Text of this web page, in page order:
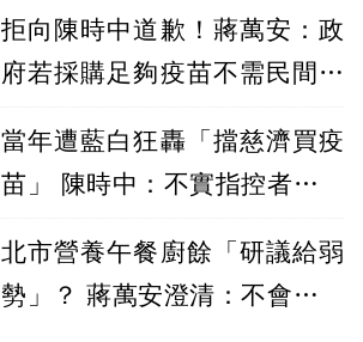
拒向陳時中道歉！蔣萬安：政
府若採購足夠疫苗不需民間出
當年遭藍白狂轟「擋慈濟買疫
苗」 陳時中：不實指控者應道
北市營養午餐廚餘「研議給弱
勢」？ 蔣萬安澄清：不會這樣